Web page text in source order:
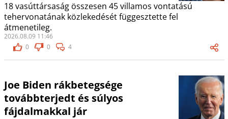
18 vasúttársaság összesen 45 villamos vontatású
tehervonatának közlekedését függesztette fel
átmenetileg.
2026.08.09 11:46
0
0 4
Joe Biden rákbetegsége
továbbterjedt és súlyos
fájdalmakkal jár